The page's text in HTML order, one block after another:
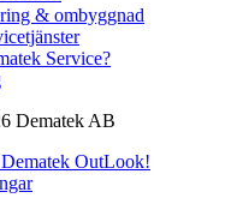
& ombyggnad
Service?
Dematek AB
OutLook!